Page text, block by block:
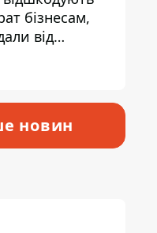
бізнесам,
від
новин